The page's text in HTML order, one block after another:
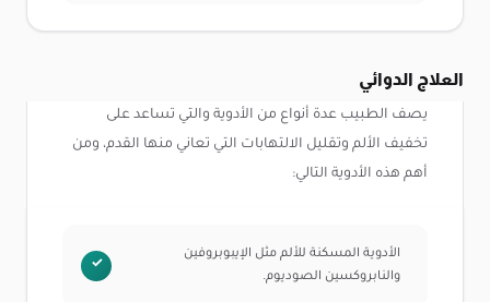
العلاج الدوائي
يصف الطبيب عدة أنواع من الأدوية والتي تساعد على
تخفيف الألم وتقليل الالتهابات التي تعاني منها القدم، ومن
أهم هذه الأدوية التالي:
الأدوية المسكنة للألم مثل الإيبوبروفين
والنابروكسين الصوديوم.